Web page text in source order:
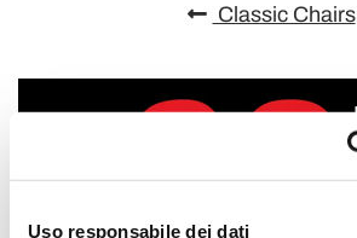
Uso responsabile dei dati
Classic Chairs